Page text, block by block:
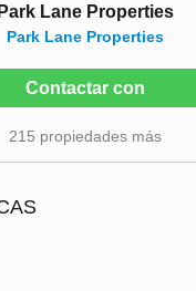
Park Lane Properties
Park Lane Properties
Contactar con
215 propiedades más